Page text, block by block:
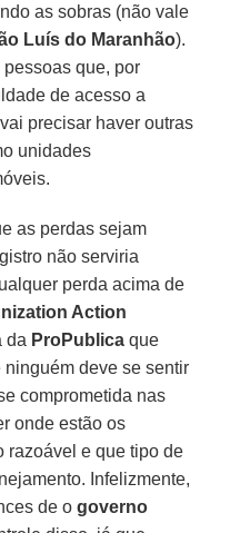
as sobras (não vale
Luís do Maranhão).
que, por
de acesso a
precisar haver outras
unidades
as perdas sejam
não serviria
perda acima de
Action
da ProPublica que
deve se sentir
comprometida nas
onde estão os
razoável e que tipo de
Infelizmente,
de ogoverno